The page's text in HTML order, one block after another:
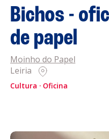
Promotores
Clubes Desportivos
Contactos
Política de Cookies
Bichos -
de papel
Moinho do Papel
Leiria
Cultura Oficina
CRIAR NOVO